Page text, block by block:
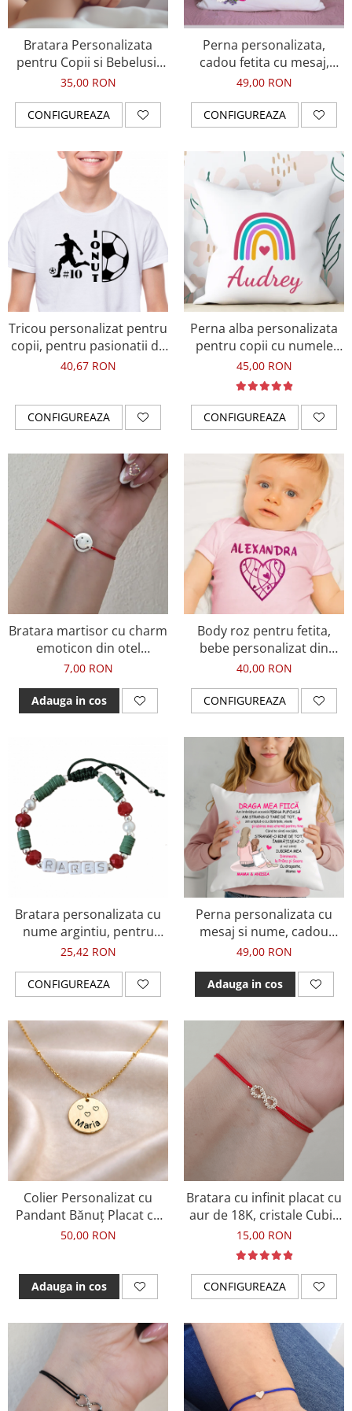
Tablou Personalizat
Bratara Personalizata
pentru Copii si Bebelusi,
Inox Waterproof, Nume &
35,00 RON
CONFIGUREAZA
Perna personalizata,
cadou fetita cu mesaj,
fotografie si flori de
49,00 RON
CONFIGUREAZA
Tricou personalizat pentru
copii, pentru pasionatii de
fotbal, cu nume si minge
40,67 RON
CONFIGUREAZA
Perna alba personalizata
pentru copii cu numele
fetitei si curcubeu
45,00 RON
CONFIGUREAZA
Bratara martisor cu charm
emoticon din otel
inoxidabil, cu snur
7,00 RON
Adauga in cos
Body roz pentru fetita,
bebe personalizat din
bumbac cu nume si
40,00 RON
CONFIGUREAZA
Bratara personalizata cu
nume argintiu, pentru
copii si bebelusi, model
ajustabil
25,42 RON
CONFIGUREAZA
Perna personalizata cu
mesaj si nume, cadou
pentru fiica
49,00 RON
Adauga in cos
Colier Personalizat cu
Pandant Bănuț Placat cu
Aur, Colier cu Nume
50,00 RON
Adauga in cos
Bratara cu infinit placat cu
aur de 18K, cristale Cubic
Zirconia si snur ajustabil
15,00 RON
CONFIGUREAZA